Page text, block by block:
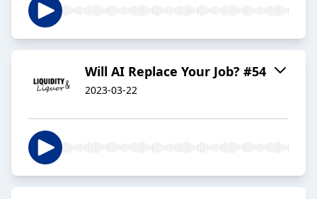
Will AI Replace Your Job? #54
2023-03-22